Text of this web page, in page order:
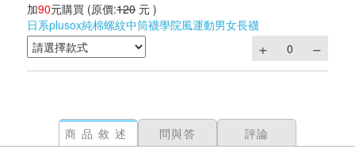
加90元購買 (原價:120 元 )
日系plusox純棉螺紋中筒襪學院風運動男女長襪
商品敘述 問與答 評論